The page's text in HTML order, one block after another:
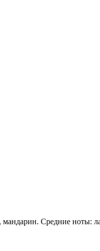
Средние ноты: